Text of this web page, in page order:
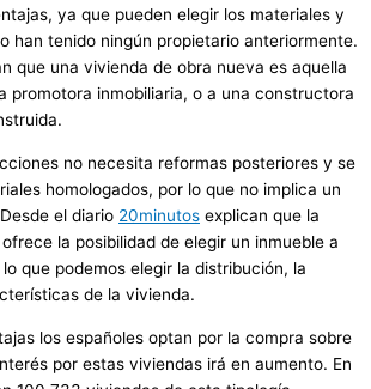
ya que pueden elegir los materiales y
han tenido ningún propietario anteriormente.
que una vivienda de obra nueva es aquella
promotora inmobiliaria, o a una constructora
no necesita reformas posteriores y se
homologados, por lo que no implica un
el diario 20minutos explican que la
la posibilidad de elegir un inmueble a
que podemos elegir la distribución, la
de la vivienda.
los españoles optan por la compra sobre
por estas viviendas irá en aumento. En